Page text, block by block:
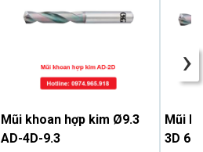
Mũi khoan hợp kim Ø9.3
AD-4D-9.3
Mũi
3D
›